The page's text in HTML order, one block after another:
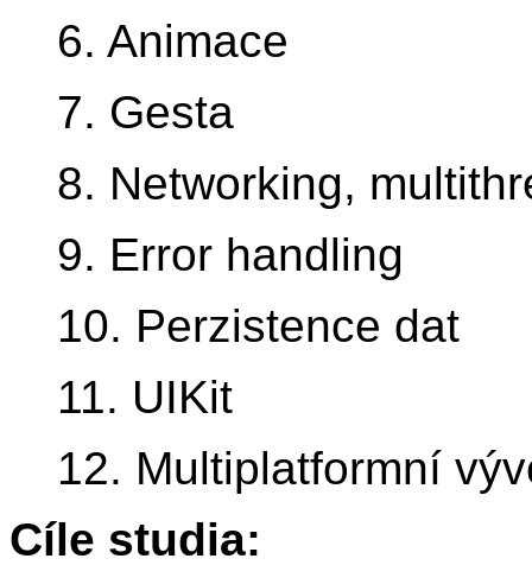
6. Animace
7. Gesta
8. Networking,
9. Error handling
10. Perzistence dat
11. UIKit
12. Multiplatformní
Cíle studia: